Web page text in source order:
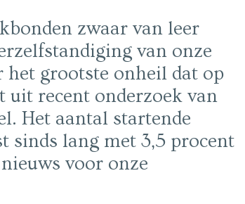
zwaar van leer
van onze
het grootste onheil dat op
recent onderzoek van
Het aantal startende
sinds lang met 3,5 procent
voor onze